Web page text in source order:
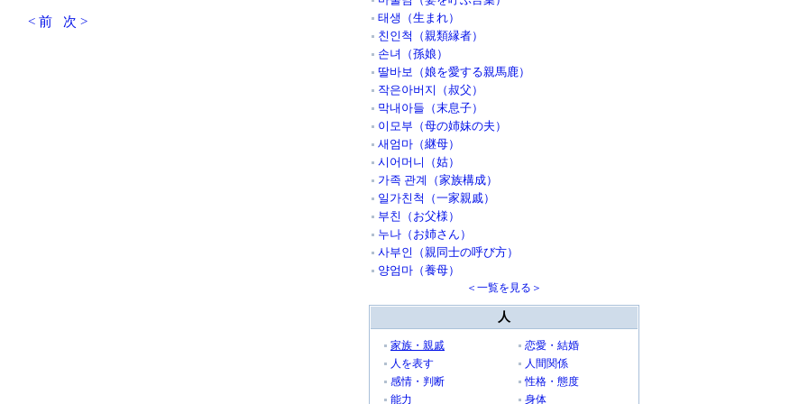
< 前 次 >
태생（生まれ）
친인척（親類縁者）
손녀（孫娘）
딸바보（娘を愛する親馬鹿）
작은아버지（叔父）
막내아들（末息子）
이모부（母の姉妹の夫）
새엄마（継母）
시어머니（姑）
가족 관계（家族構成）
일가친척（一家親戚）
부친（お父様）
누나（お姉さん）
사부인（親同士の呼び方）
양엄마（養母）
＜一覧を見る＞
人
家族・親戚
恋愛・結婚
人を表す
人間関係
感情・判断
性格・態度
能力
身体